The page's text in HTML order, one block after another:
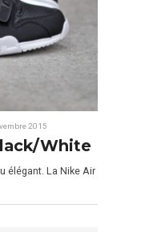
2015
White
élégant. La Nike Air